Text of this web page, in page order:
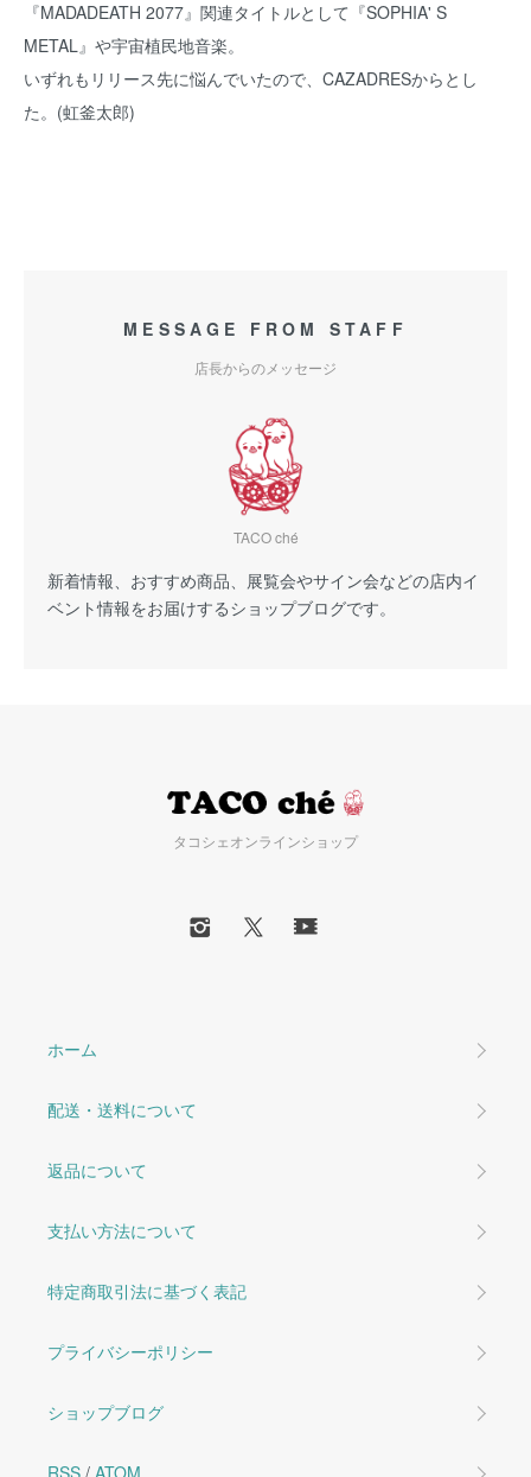
『MADADEATH 2077』関連タイトルとして『SOPHIA' S
METAL』や宇宙植民地音楽。
いずれもリリース先に悩んでいたので、CAZADRESからとし
た。(虹釜太郎)
MESSAGE FROM STAFF
店長からのメッセージ
TACO ché
新着情報、おすすめ商品、展覧会やサイン会などの店内イ
ベント情報をお届けするショップブログです。
タコシェオンラインショップ
ホーム
配送・送料について
返品について
支払い方法について
特定商取引法に基づく表記
プライバシーポリシー
ショップブログ